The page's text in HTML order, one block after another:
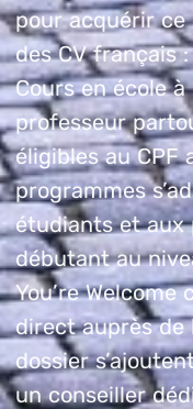
pour acquérir
des CV français
Cours en école
professeur
éligibles au CPF
programmes
étudiants et aux
débutant au
You’re Welcome
direct auprès de
dossier
un conseiller